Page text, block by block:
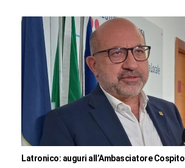
Latronico: auguri all’Ambasciatore Cospito